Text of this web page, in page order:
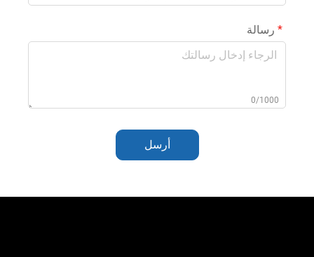
رسالة
0/1000
أرسل